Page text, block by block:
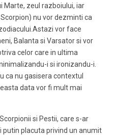
Marte, zeul razboiului, iar
nu vor dezminti ca
vor face
Balanta si Varsator si vor
celor care in ultima
i si ironizandu-i.
ca nu gasisera contextul
data vor fi mult mai
si Pestii, care s-ar
placuta privind un anumit